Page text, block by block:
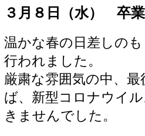
３月８日（水） 卒
温かな春の日差しの
行われました。
厳粛な雰囲気の中、
ば、新型コロナウイ
きませんでした。